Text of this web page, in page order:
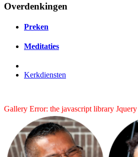
Overdenkingen
Preken
Meditaties
Kerkdiensten
Gallery Error: the javascript library